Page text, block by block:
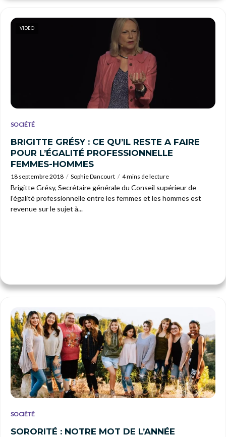
VIDEO
SOCIÉTÉ
BRIGITTE GRÉSY : CE QU’IL RESTE A FAIRE
POUR L’ÉGALITÉ PROFESSIONNELLE
FEMMES-HOMMES
18 septembre 2018 Sophie Dancourt 4 mins de lecture
Brigitte Grésy, Secrétaire générale du Conseil supérieur de
l’égalité professionnelle entre les femmes et les hommes est
revenue sur le sujet à...
SOCIÉTÉ
SORORITÉ : NOTRE MOT DE L’ANNÉE